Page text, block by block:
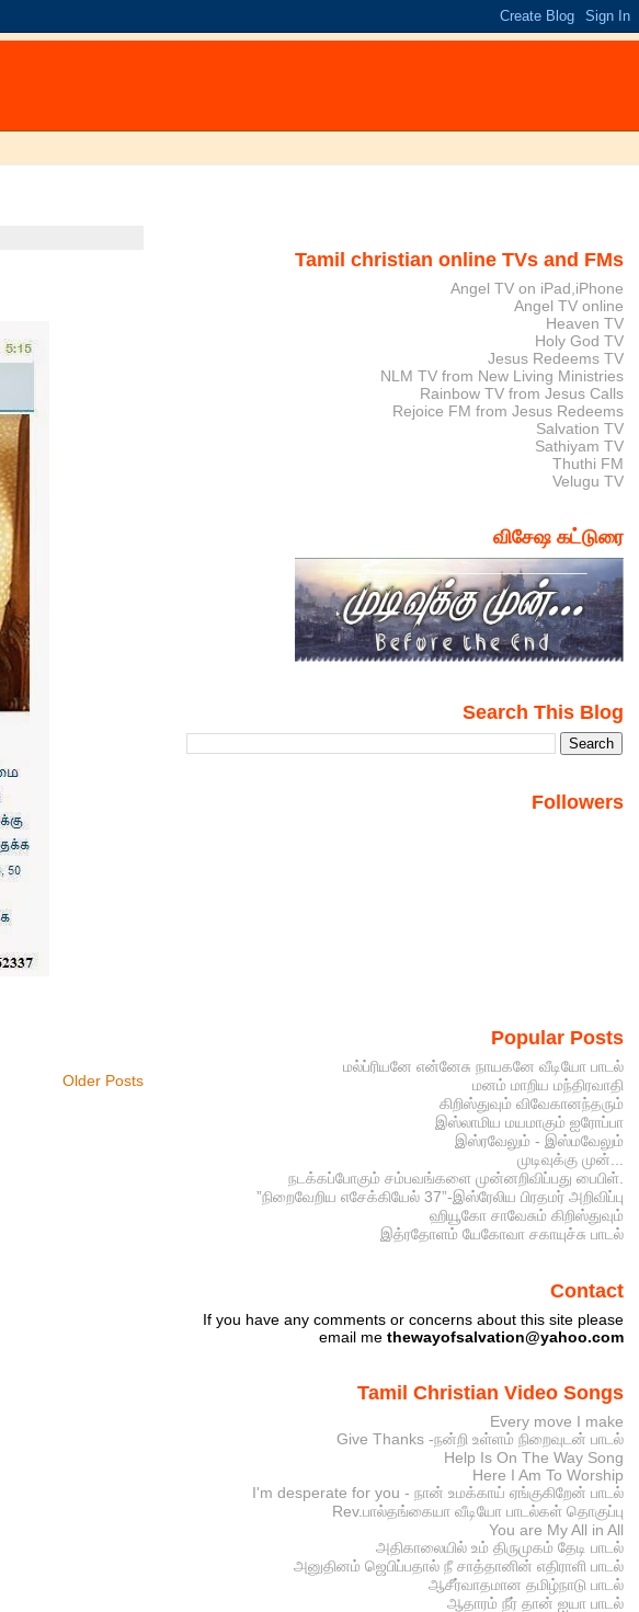
Older Posts
Tamil christian online TVs and FMs
Angel TV on iPad,iPhone
Angel TV online
Heaven TV
Holy God TV
Jesus Redeems TV
NLM TV from New Living Ministries
Rainbow TV from Jesus Calls
Rejoice FM from Jesus Redeems
Salvation TV
Sathiyam TV
Thuthi FM
Velugu TV
விசேஷ கட்டுரை
Search This Blog
Followers
Popular Posts
மல்ப்ரியனே என்னேசு நாயகனே வீடியோ பாடல்
மனம் மாறிய மந்திரவாதி
கிறிஸ்துவும் விவேகானந்தரும்
இஸ்லாமிய மயமாகும் ஐரோப்பா
இஸ்ரவேலும் - இஸ்மவேலும்
முடிவுக்கு முன்...
நடக்கப்போகும் சம்பவங்களை முன்னறிவிப்பது பைபிள்.
”நிறைவேறிய எசேக்கியேல் 37”-இஸ்ரேலிய பிரதமர் அறிவிப்பு
ஹியூகோ சாவேசும் கிறிஸ்துவும்
இத்ரதோளம் யேகோவா சகாயுச்சு பாடல்
Contact
If you have any comments or concerns about this site please
email me thewayofsalvation@yahoo.com
Tamil Christian Video Songs
Every move I make
Give Thanks -நன்றி உள்ளம் நிறைவுடன் பாடல்
Help Is On The Way Song
Here I Am To Worship
I'm desperate for you - நான் உமக்காய் ஏங்குகிறேன் பாடல்
Rev.பால்தங்கையா வீடியோ பாடல்கள் தொகுப்பு
You are My All in All
அதிகாலையில் உம் திருமுகம் தேடி பாடல்
அனுதினம் ஜெபிப்பதால் நீ சாத்தானின் எதிராளி பாடல்
ஆசீர்வாதமான தமிழ்நாடு பாடல்
ஆதாரம் நீர் தான் ஐயா பாடல்